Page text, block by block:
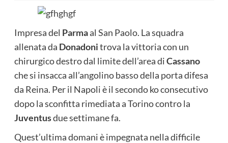
Impresa del Parmaal San Paolo. La squadra
allenata da Donadonitrova la vittoria con un
chirurgico destro dal limite dell’area diCassano
che si insacca all’angolino basso della porta difesa
da Reina. Per il Napoli è il secondo ko consecutivo
dopo la sconfitta rimediata a Torino contro la
Juventusdue settimane fa.
Quest’ultima domani è impegnata nella difficile